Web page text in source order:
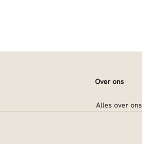
Over ons
Alles over ons